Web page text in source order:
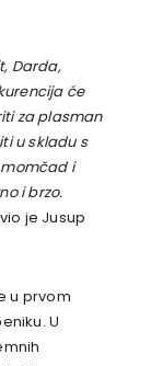
Darda,
će
za plasman
u skladu s
i
i brzo.
je Jusup
u prvom
U